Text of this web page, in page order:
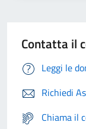
Contatta il
Leggi le
Richiedi
Chiama il